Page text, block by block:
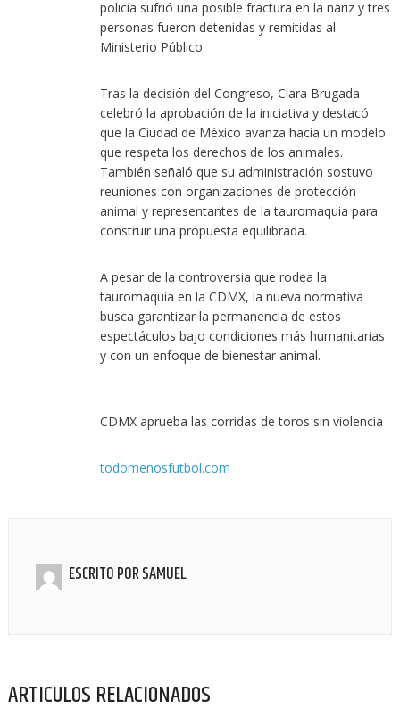
policía sufrió una posible fractura en la nariz y tres
personas fueron detenidas y remitidas al
Ministerio Público.
Tras la decisión del Congreso, Clara Brugada
celebró la aprobación de la iniciativa y destacó
que la Ciudad de México avanza hacia un modelo
que respeta los derechos de los animales.
También señaló que su administración sostuvo
reuniones con organizaciones de protección
animal y representantes de la tauromaquia para
construir una propuesta equilibrada.
A pesar de la controversia que rodea la
tauromaquia en la CDMX, la nueva normativa
busca garantizar la permanencia de estos
espectáculos bajo condiciones más humanitarias
y con un enfoque de bienestar animal.
CDMX aprueba las corridas de toros sin violencia
todomenosfutbol.com
ESCRITO PORSAMUEL
ARTICULOS RELACIONADOS